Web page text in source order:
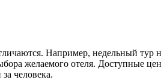
Например, недельный тур
желаемого отеля. Доступные
человека.